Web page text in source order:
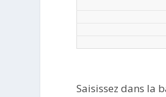
Saisissez dans la